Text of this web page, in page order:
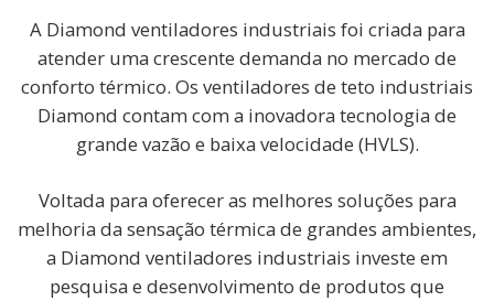
A Diamond ventiladores industriais foi criada para
atender uma crescente demanda no mercado de
conforto térmico. Os ventiladores de teto industriais
Diamond contam com a inovadora tecnologia de
grande vazão e baixa velocidade (HVLS).
Voltada para oferecer as melhores soluções para
melhoria da sensação térmica de grandes ambientes,
a Diamond ventiladores industriais investe em
pesquisa e desenvolvimento de produtos que